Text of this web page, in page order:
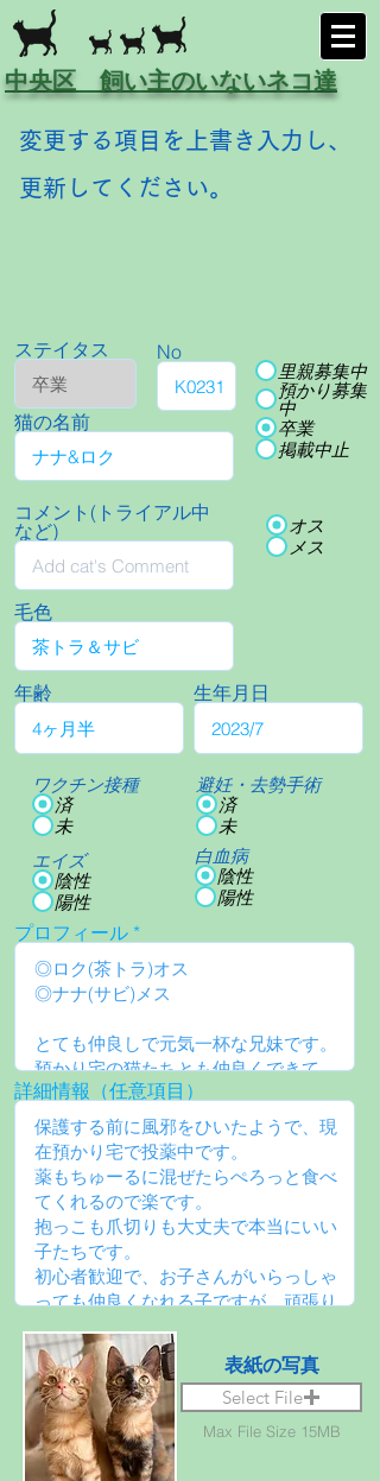
中央区 飼い主のいないネコ達
変更する項目を上書き入力し、
更新してください。
ステイタス No
猫の名前
里親募集中
預かり募集
中
卒業
掲載中止
コメント(トライアル中
など)
オス
メス
毛色
年齢
ワクチン接種
済
未
エイズ
陰性
陽性
生年月日
避妊・去勢手術
済
未
白血病
陰性
陽性
プロフィール
詳細情報（任意項目）
表紙の写真
Select File
Max File Size 15MB